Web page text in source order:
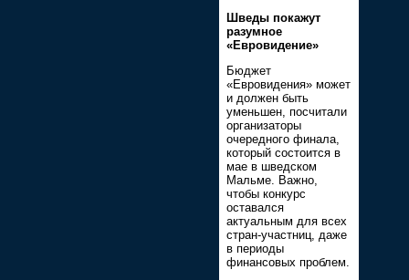
Шведы покажут
разумное
«Евровидение»
Бюджет
«Евровидения» может
и должен быть
уменьшен, посчитали
организаторы
очередного финала,
который состоится в
мае в шведском
Мальме. Важно,
чтобы конкурс
оставался
актуальным для всех
стран-участниц, даже
в периоды
финансовых проблем.